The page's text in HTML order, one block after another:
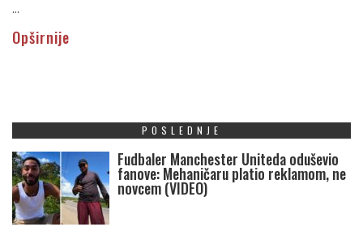
...
Opširnije
POSLEDNJE
Fudbaler Manchester Uniteda oduševio
fanove: Mehaničaru platio reklamom, ne
novcem (VIDEO)